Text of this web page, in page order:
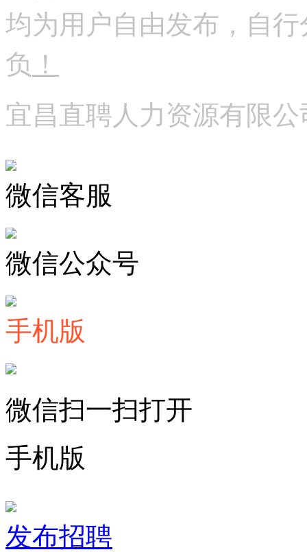
均为用户自由发布，自
负 ！
宜昌直聘人力资源有限
微信客服
微信公众号
手机版
微信扫一扫打开
手机版
发布招聘